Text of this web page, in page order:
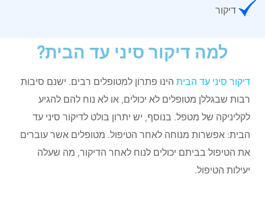
דיקור
למה דיקור סיני עד הבית?
דיקור סיני עד הבית הינו פתרון למטופלים רבים. ישנם סיבות
רבות שבגללן מטופלים לא יכולים, או לא נוח להם להגיע
לקליניקה של מטפל. בנוסף, יש יתרון בולט לדיקור סיני עד
הבית: אפשרות מנוחה לאחר הטיפול. מטופלים אשר עוברים
את הטיפול בביתם יכולים לנוח לאחר הדיקור, מה שעלה
יעילות הטיפול.